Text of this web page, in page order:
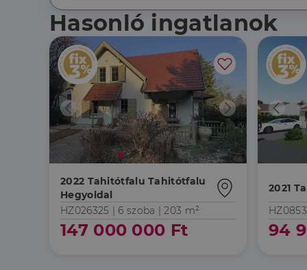
Hasonló ingatlanok
2022 Tahitótfalu Tahitótfalu
Hegyoldal
HZ026325 | 6 szoba | 203 m²
147 000 000 Ft
2021
94